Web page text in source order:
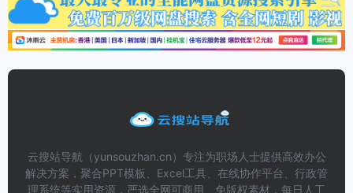
云搜站导航（yunsouzhan.cn）专注为职场人士提供高效办公
解决方案，聚合PPT模板、Excel工具、在线协作平台、行政管
理系统等实用资源，严选全网可商用、免版权素材，每日人工